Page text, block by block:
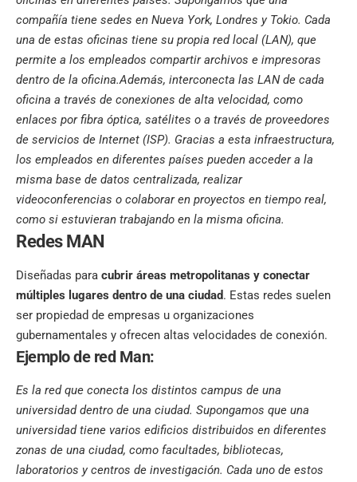
compañía tiene sedes en Nueva York, Londres y Tokio. Cada
una de estas oficinas tiene su propia red local (LAN), que
permite a los empleados compartir archivos e impresoras
dentro de la oficina.Además, interconecta las LAN de cada
oficina a través de conexiones de alta velocidad, como
enlaces por fibra óptica, satélites o a través de proveedores
de servicios de Internet (ISP). Gracias a esta infraestructura,
los empleados en diferentes países pueden acceder a la
misma base de datos centralizada, realizar
videoconferencias o colaborar en proyectos en tiempo real,
como si estuvieran trabajando en la misma oficina.
Redes MAN
Diseñadas para cubrir áreas metropolitanas y conectar
múltiples lugares dentro de una ciudad. Estas redes suelen
ser propiedad de empresas u organizaciones
gubernamentales y ofrecen altas velocidades de conexión.
Ejemplo de red Man:
Es la red que conecta los distintos campus de una
universidad dentro de una ciudad. Supongamos que una
universidad tiene varios edificios distribuidos en diferentes
zonas de una ciudad, como facultades, bibliotecas,
laboratorios y centros de investigación. Cada uno de estos